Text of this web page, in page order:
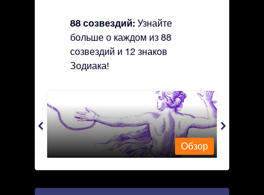
88 созвездий: Узнайте
больше о каждом из 88
созвездий и 12 знаков
Зодиака!
Andromeda - Андромеда
Обзор